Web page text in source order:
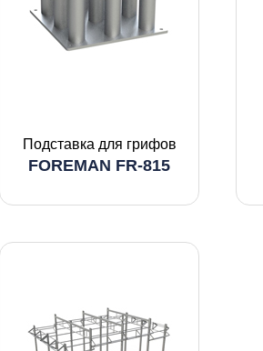
Подставка для грифов
FOREMAN FR-815